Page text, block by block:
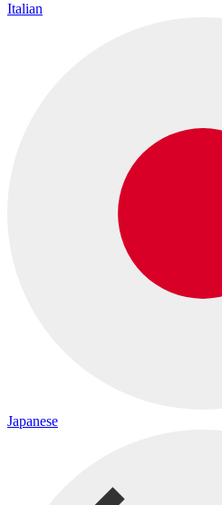
Italian
Japanese